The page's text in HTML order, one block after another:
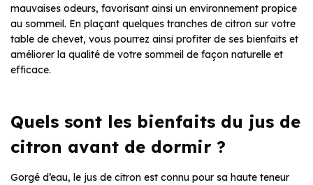
mauvaises odeurs, favorisant ainsi un environnement propice
au sommeil. En plaçant quelques tranches de citron sur votre
table de chevet, vous pourrez ainsi profiter de ses bienfaits et
améliorer la qualité de votre sommeil de façon naturelle et
efficace.
Quels sont les bienfaits du jus de
citron avant de dormir ?
Gorgé d’eau, le jus de citron est connu pour sa haute teneur